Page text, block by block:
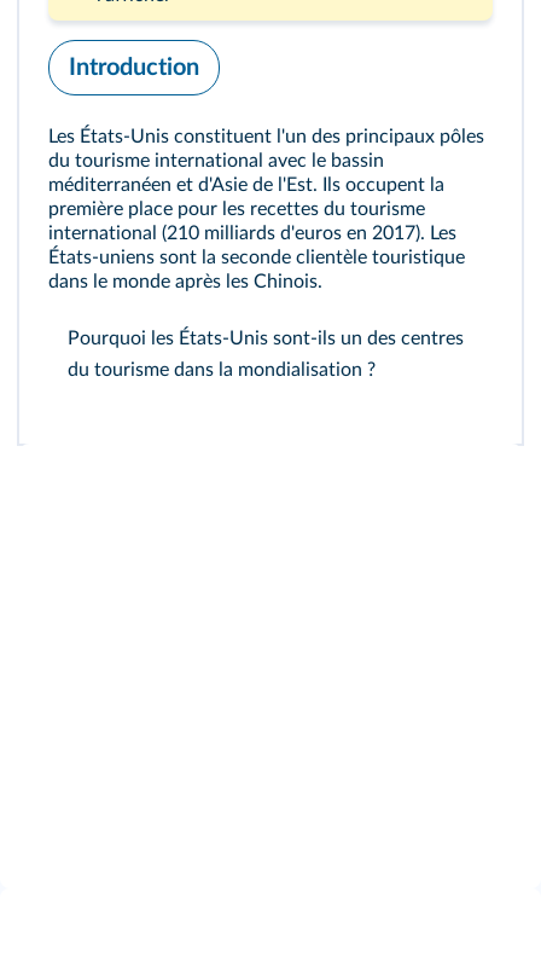
Introduction
Les États-Unis constituent l'un des principaux pôles
du tourisme international avec le bassin
méditerranéen et d'Asie de l'Est. Ils occupent la
première place pour les recettes du tourisme
international (210 milliards d'euros en 2017). Les
États-uniens sont la seconde clientèle touristique
dans le monde après les Chinois.
Pourquoi les États-Unis sont-ils un des centres
du tourisme dans la mondialisation ?